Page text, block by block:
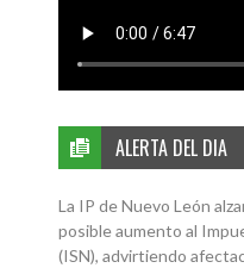
ALERTA DEL DIA
La IP de Nuevo León
posible aumento al
(ISN), advirtiendo